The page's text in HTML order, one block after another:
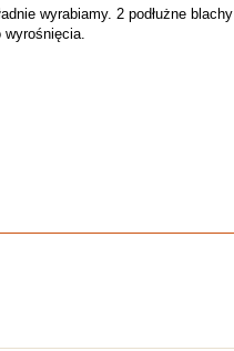
wyrabiamy. 2 podłużne blachy
wyrośnięcia.